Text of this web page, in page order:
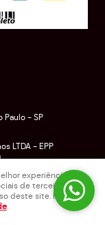
Paulo- SP
LTDA - EPP
experiência em
de terceiros e
deste site. Para mais
.